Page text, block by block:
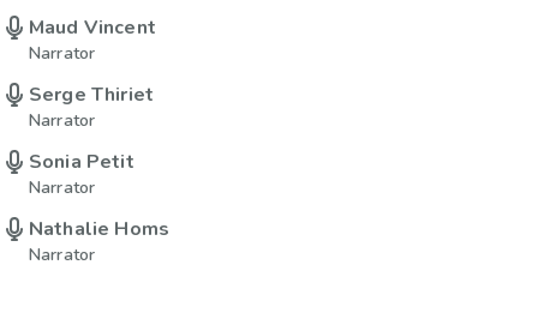
Maud Vincent
Narrator
Serge Thiriet
Narrator
Sonia Petit
Narrator
Nathalie Homs
Narrator